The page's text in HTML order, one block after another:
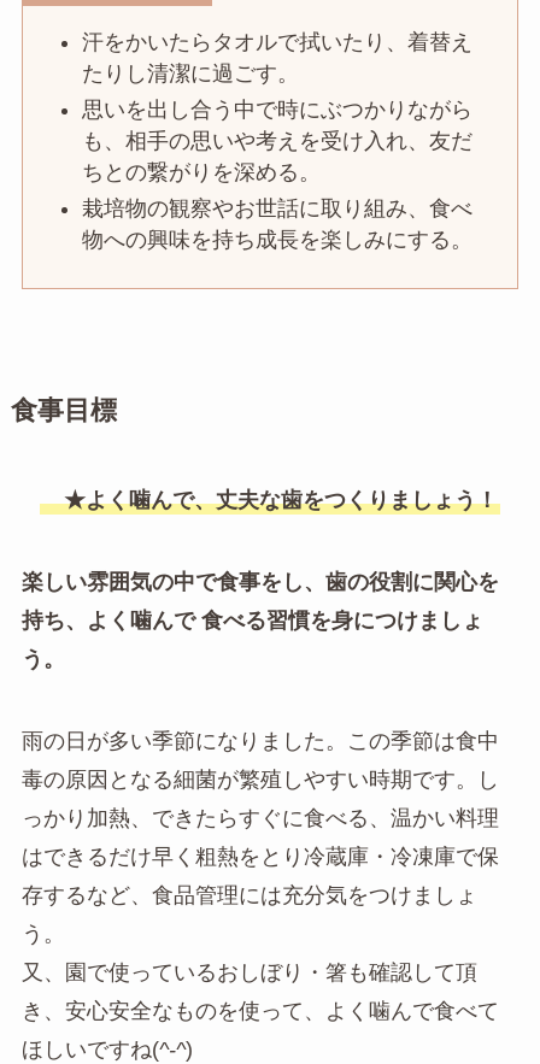
汗をかいたらタオルで拭いたり、着替え
たりし清潔に過ごす。
思いを出し合う中で時にぶつかりながら
も、相手の思いや考えを受け入れ、友だ
ちとの繋がりを深める。
栽培物の観察やお世話に取り組み、食べ
物への興味を持ち成長を楽しみにする。
食事目標
★よく噛んで、丈夫な歯をつくりましょう！
楽しい雰囲気の中で食事をし、歯の役割に関心を
持ち、よく噛んで 食べる習慣を身につけましょ
う。
雨の日が多い季節になりました。この季節は食中
毒の原因となる細菌が繁殖しやすい時期です。し
っかり加熱、できたらすぐに食べる、温かい料理
はできるだけ早く粗熱をとり冷蔵庫・冷凍庫で保
存するなど、食品管理には充分気をつけましょ
う。
又、園で使っているおしぼり・箸も確認して頂
き、安心安全なものを使って、よく噛んで食べて
ほしいですね(^-^)